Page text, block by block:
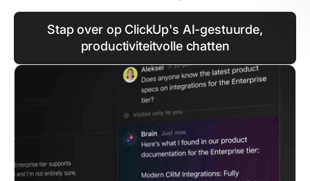
Stap over op ClickUp's AI-gestuurde,
productiviteitvolle chatten